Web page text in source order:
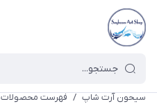
سیحون آرت شاپ / فهرست محصولات